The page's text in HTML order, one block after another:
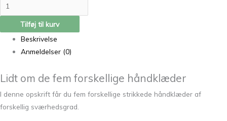
Tilføj til kurv
Beskrivelse
Anmeldelser (0)
Lidt om de fem forskellige håndklæder
I denne opskrift får du fem forskellige strikkede håndklæder af
forskellig sværhedsgrad.